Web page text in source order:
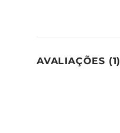
AVALIAÇÕES (1)